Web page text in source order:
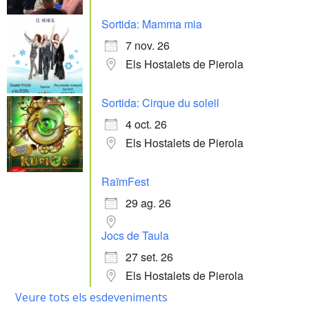
Sortida: Mamma mia
7 nov. 26
Els Hostalets de Pierola
Sortida: Cirque du soleil
4 oct. 26
Els Hostalets de Pierola
RaïmFest
29 ag. 26
Jocs de Taula
27 set. 26
Els Hostalets de Pierola
Veure tots els esdeveniments